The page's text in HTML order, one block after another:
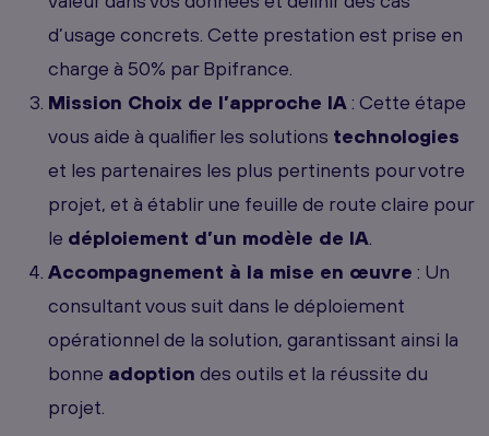
d’usage concrets. Cette prestation est prise en
charge à 50% par Bpifrance.
Mission Choix de l’approche IA : Cette étape
vous aide à qualifier les solutions technologies
et les partenaires les plus pertinents pour votre
projet, et à établir une feuille de route claire pour
le déploiement d’un modèle de IA.
Accompagnement à la mise en œuvre : Un
consultant vous suit dans le déploiement
opérationnel de la solution, garantissant ainsi la
bonne adoption des outils et la réussite du
projet.